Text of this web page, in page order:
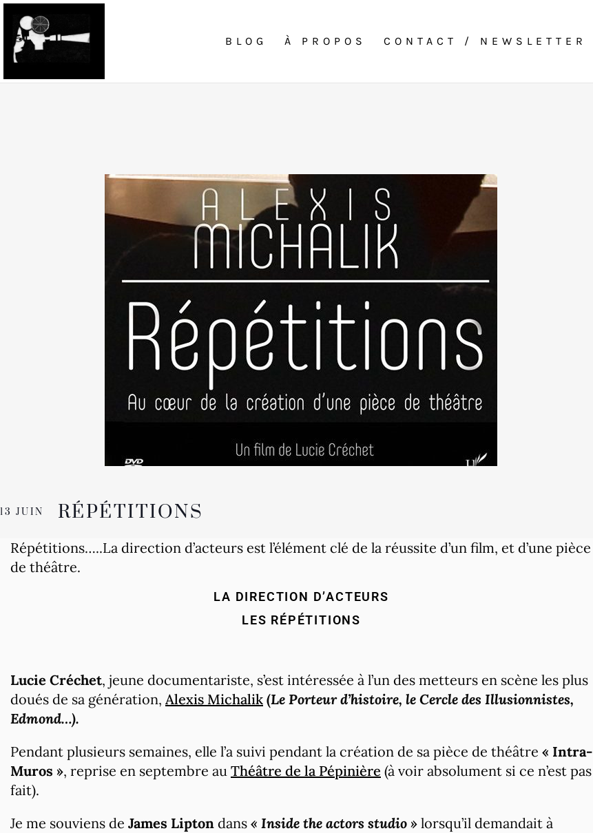
BLOG À PROPOS CONTACT / NEWSLETTER
13 JUIN RÉPÉTITIONS
Répétitions…..La direction d’acteurs est l’élément clé de la réussite d’un film, et d’une pièce
de théâtre.
LA DIRECTION D’ACTEURS
LES RÉPÉTITIONS
Lucie Créchet, jeune documentariste, s’est intéressée à l’un des metteurs en scène les plus
doués de sa génération, Alexis Michalik (Le Porteur d’histoire, le Cercle des Illusionnistes,
Edmond…).
Pendant plusieurs semaines, elle l’a suivi pendant la création de sa pièce de théâtre « Intra-
Muros », reprise en septembre au Théâtre de la Pépinière (à voir absolument si ce n’est pas
fait).
Je me souviens de James Lipton dans « Inside the actors studio » lorsqu’il demandait à